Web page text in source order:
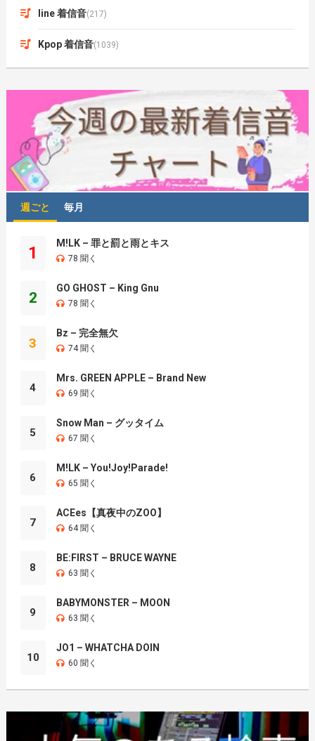
line 着信音(217)
Kpop 着信音(1039)
週ごと 毎月
1
M!LK – 罪と罰と雨とキス
78 聞く
2
GO GHOST – King Gnu
78 聞く
3
Bz – 完全無欠
74 聞く
4
Mrs. GREEN APPLE – Brand New
69 聞く
5
Snow Man – グッタイム
67 聞く
6
M!LK – You!Joy!Parade!
65 聞く
7
ACEes【真夜中のZOO】
64 聞く
8
BE:FIRST – BRUCE WAYNE
63 聞く
9
BABYMONSTER – MOON
63 聞く
10
JO1 – WHATCHA DOIN
60 聞く